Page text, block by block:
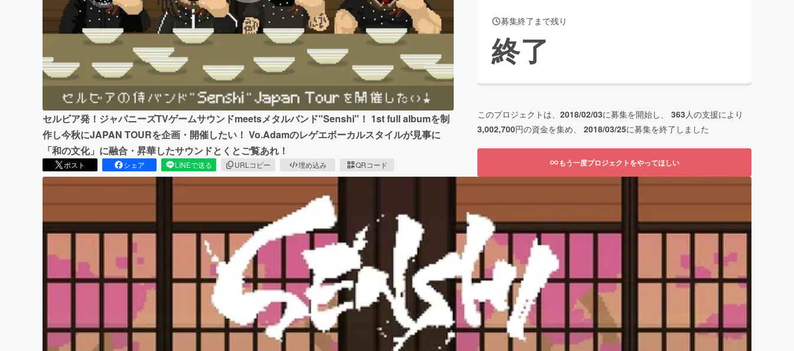
CAMPFIRE for Social GoodCAMPFIRE Creation
CAMPFIREふるさと納税machi-ya
セルビア発！ジャパニーズTVゲームサウンドmeetsメタルバンド"Senshi"！ 1st full albumを制
作し今秋にJAPAN TOURを企画・開催したい！ Vo.Adamのレゲエボーカルスタイルが見事に
「和の文化」に融合・昇華したサウンドとくとご覧あれ！
ポスト シェア LINEで送る URLコピー 埋め込み QRコード
募集終了まで残り
終了
このプロジェクトは、 2018/02/03に募集を開始し、 363人の支援により
3,002,700円の資金を集め、 2018/03/25に募集を終了しました
もう一度プロジェクトをやってほしい